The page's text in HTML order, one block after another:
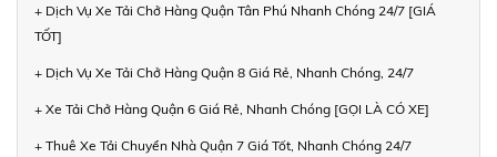
+ Dịch Vụ Xe Tải Chở Hàng Quận Tân Phú Nhanh Chóng 24/7 [GIÁ
TỐT]
+ Dịch Vụ Xe Tải Chở Hàng Quận 8 Giá Rẻ, Nhanh Chóng, 24/7
+ Xe Tải Chở Hàng Quận 6 Giá Rẻ, Nhanh Chóng [GỌI LÀ CÓ XE]
+ Thuê Xe Tải Chuyển Nhà Quận 7 Giá Tốt, Nhanh Chóng 24/7